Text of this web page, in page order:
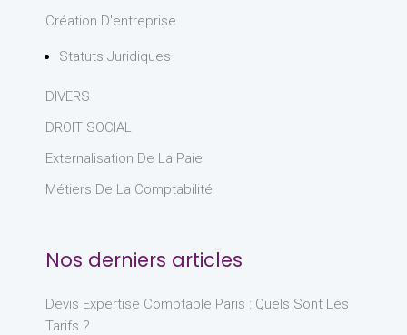
Création D'entreprise
Statuts Juridiques
DIVERS
DROIT SOCIAL
Externalisation De La Paie
Métiers De La Comptabilité
Nos derniers articles
Devis Expertise Comptable Paris : Quels Sont Les
Tarifs ?